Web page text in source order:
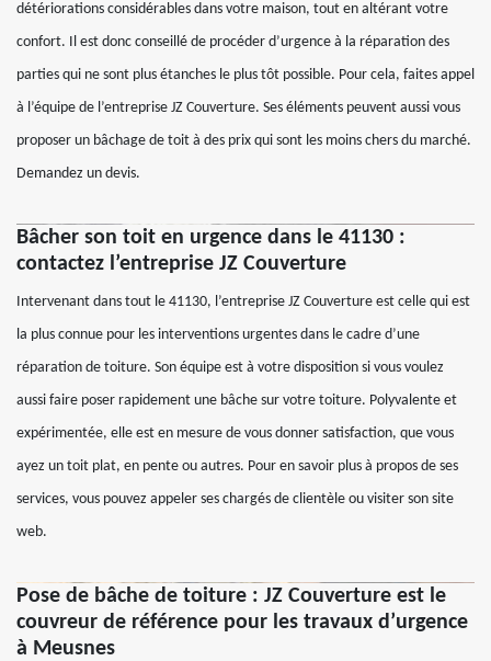
détériorations considérables dans votre maison, tout en altérant votre
confort. Il est donc conseillé de procéder d’urgence à la réparation des
parties qui ne sont plus étanches le plus tôt possible. Pour cela, faites appel
à l’équipe de l’entreprise JZ Couverture. Ses éléments peuvent aussi vous
proposer un bâchage de toit à des prix qui sont les moins chers du marché.
Demandez un devis.
Bâcher son toit en urgence dans le 41130 :
contactez l’entreprise JZ Couverture
Intervenant dans tout le 41130, l’entreprise JZ Couverture est celle qui est
la plus connue pour les interventions urgentes dans le cadre d’une
réparation de toiture. Son équipe est à votre disposition si vous voulez
aussi faire poser rapidement une bâche sur votre toiture. Polyvalente et
expérimentée, elle est en mesure de vous donner satisfaction, que vous
ayez un toit plat, en pente ou autres. Pour en savoir plus à propos de ses
services, vous pouvez appeler ses chargés de clientèle ou visiter son site
web.
Pose de bâche de toiture : JZ Couverture est le
couvreur de référence pour les travaux d’urgence
à Meusnes